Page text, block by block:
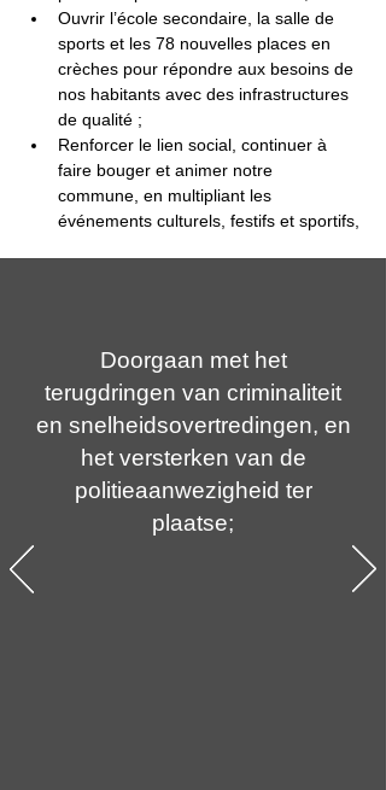
Ouvrir l’école secondaire, la salle de
sports et les 78 nouvelles places en
crèches pour répondre aux besoins de
nos habitants avec des infrastructures
de qualité ;
Renforcer le lien social, continuer à
faire bouger et animer notre
commune, en multipliant les
événements culturels, festifs et sportifs,
Doorgaan met het
terugdringen van criminaliteit
en snelheidsovertredingen, en
het versterken van de
politieaanwezigheid ter
plaatse;